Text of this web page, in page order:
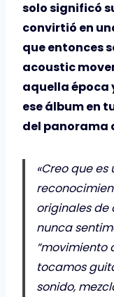
solo significó
convirtió en
que entonces
acoustic
aquella época
ese álbum en
del panorama
«Creo que
originales de
nunca
“movimiento
tocamos
sonido,